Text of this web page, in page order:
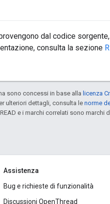
dal codice
consulta la sezione
sono concessi in base alla licenza
ulteriori dettagli, consulta lenorme
e i marchi correlati sono marchi
Assistenza
Bug e richieste di funzionalità
Discussioni OpenThread